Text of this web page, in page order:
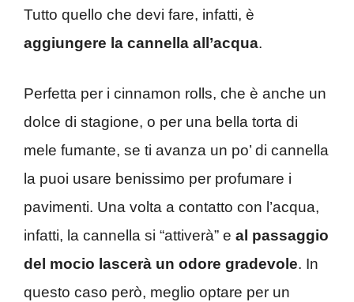
Tutto quello che devi fare, infatti, è
aggiungere la cannella all’acqua.
Perfetta per i cinnamon rolls, che è anche un
dolce di stagione, o per una bella torta di
mele fumante, se ti avanza un po’ di cannella
la puoi usare benissimo per profumare i
pavimenti. Una volta a contatto con l’acqua,
infatti, la cannella si “attiverà” e al passaggio
del mocio lascerà un odore gradevole. In
questo caso però, meglio optare per un